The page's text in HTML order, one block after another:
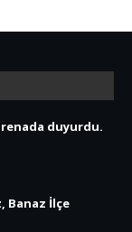
duyurdu.
Banaz İlçe